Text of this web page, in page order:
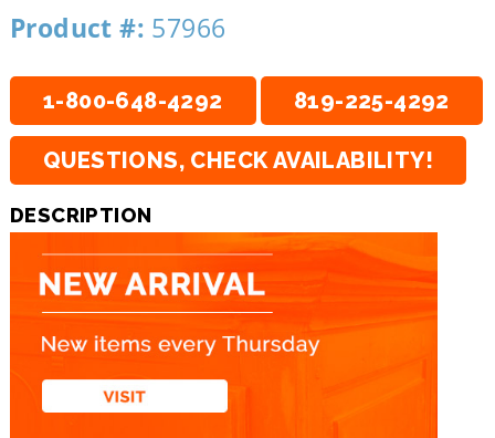
Product #: 57966
1-800-648-4292 819-225-4292
QUESTIONS, CHECK AVAILABILITY!
DESCRIPTION